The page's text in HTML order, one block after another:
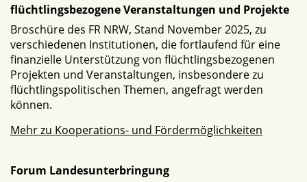
flüchtlingsbezogene Veranstaltungen und Projekte
Broschüre des FR NRW, Stand November 2025, zu
verschiedenen Institutionen, die fortlaufend für eine
finanzielle Unterstützung von flüchtlingsbezogenen
Projekten und Veranstaltungen, insbesondere zu
flüchtlingspolitischen Themen, angefragt werden
können.
Mehr zu Kooperations- und Fördermöglichkeiten
Forum Landesunterbringung